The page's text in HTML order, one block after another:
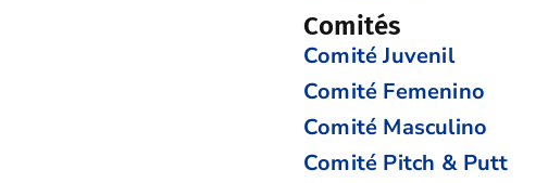
Comités
Comité Juvenil
Comité Femenino
Comité Masculino
Comité Pitch & Putt